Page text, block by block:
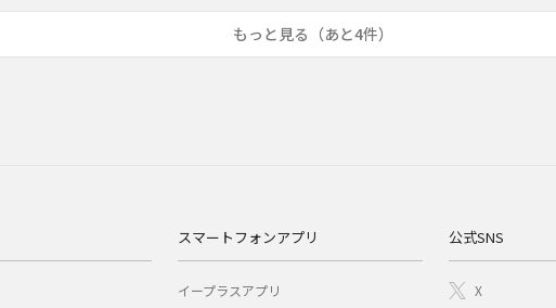
もっと見る（あと4件）
スマートフォンアプリ
イープラスアプリ
公式SNS
X